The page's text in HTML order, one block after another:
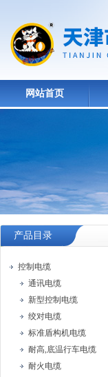
网站首页
产品目录
控制电缆
通讯电缆
新型控制电缆
绞对电缆
标准盾构机电缆
耐高,底温行车电缆
耐火电缆